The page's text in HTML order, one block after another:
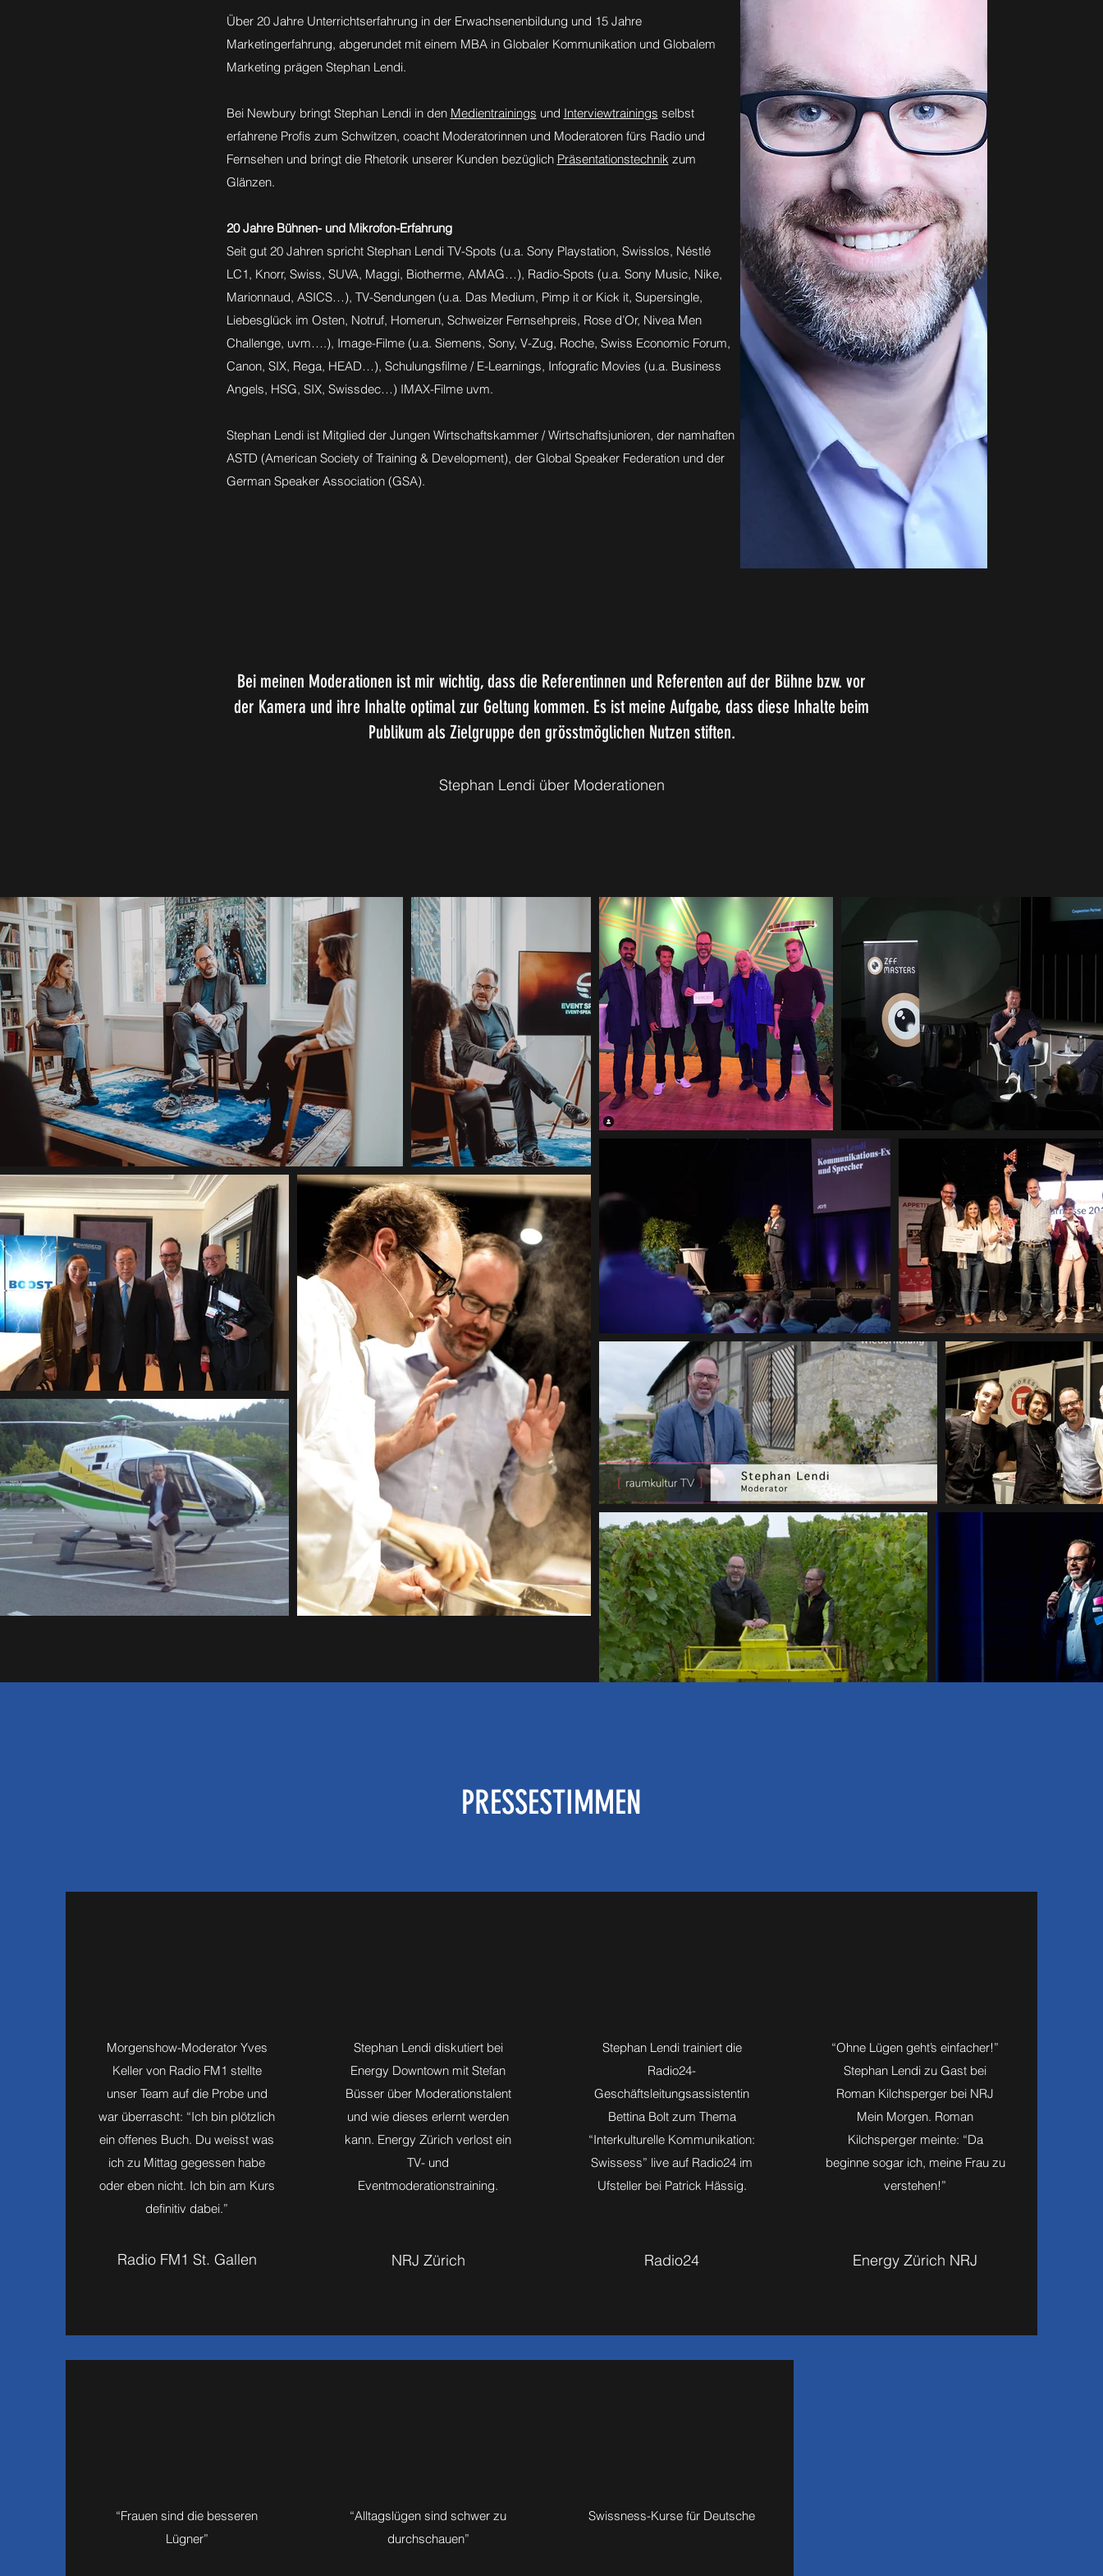
Über 20 Jahre Unterrichtserfahrung in der Erwachsenenbildung und 15 Jahre
Marketingerfahrung, abgerundet mit einem MBA in Globaler Kommunikation und Globalem
Marketing prägen Stephan Lendi.
Bei Newbury bringt Stephan Lendi in den Medientrainings und Interviewtrainings selbst
erfahrene Profis zum Schwitzen, coacht Moderatorinnen und Moderatoren fürs Radio und
Fernsehen und bringt die Rhetorik unserer Kunden bezüglich Präsentationstechnik zum
Glänzen.
20 Jahre Bühnen- und Mikrofon-Erfahrung
Seit gut 20 Jahren spricht Stephan Lendi TV-Spots (u.a. Sony Playstation, Swisslos, Néstlé
LC1, Knorr, Swiss, SUVA, Maggi, Biotherme, AMAG…), Radio-Spots (u.a. Sony Music, Nike,
Marionnaud, ASICS…), TV-Sendungen (u.a. Das Medium, Pimp it or Kick it, Supersingle,
Liebesglück im Osten, Notruf, Homerun, Schweizer Fernsehpreis, Rose d’Or, Nivea Men
Challenge, uvm….), Image-Filme (u.a. Siemens, Sony, V-Zug, Roche, Swiss Economic Forum,
Canon, SIX, Rega, HEAD…), Schulungsfilme / E-Learnings, Infografic Movies (u.a. Business
Angels, HSG, SIX, Swissdec…) IMAX-Filme uvm.
Stephan Lendi ist Mitglied der Jungen Wirtschaftskammer / Wirtschaftsjunioren, der namhaften
ASTD (American Society of Training & Development), der Global Speaker Federation und der
German Speaker Association (GSA).
Bei meinen Moderationen ist mir wichtig, dass die Referentinnen und Referenten auf der Bühne bzw. vor
der Kamera und ihre Inhalte optimal zur Geltung kommen. Es ist meine Aufgabe, dass diese Inhalte beim
Publikum als Zielgruppe den grösstmöglichen Nutzen stiften.
Stephan Lendi über Moderationen
PRESSESTIMMEN
Morgenshow-Moderator Yves
Keller von Radio FM1 stellte
unser Team auf die Probe und
war überrascht: “Ich bin plötzlich
ein offenes Buch. Du weisst was
ich zu Mittag gegessen habe
oder eben nicht. Ich bin am Kurs
definitiv dabei.”
Radio FM1 St. Gallen
Stephan Lendi diskutiert bei
Energy Downtown mit Stefan
Büsser über Moderationstalent
und wie dieses erlernt werden
kann. Energy Zürich verlost ein
TV- und
Eventmoderationstraining.
NRJ Zürich
Stephan Lendi trainiert die
Radio24-
Geschäftsleitungsassistentin
Bettina Bolt zum Thema
“Interkulturelle Kommunikation:
Swissess” live auf Radio24 im
Ufsteller bei Patrick Hässig.
Radio24
“Ohne Lügen geht’s einfacher!”
Stephan Lendi zu Gast bei
Roman Kilchsperger bei NRJ
Mein Morgen. Roman
Kilchsperger meinte: “Da
beginne sogar ich, meine Frau zu
verstehen!”
Energy Zürich NRJ
“Frauen sind die besseren
Lügner”
“Alltagslügen sind schwer zu
durchschauen”
Swissness-Kurse für Deutsche